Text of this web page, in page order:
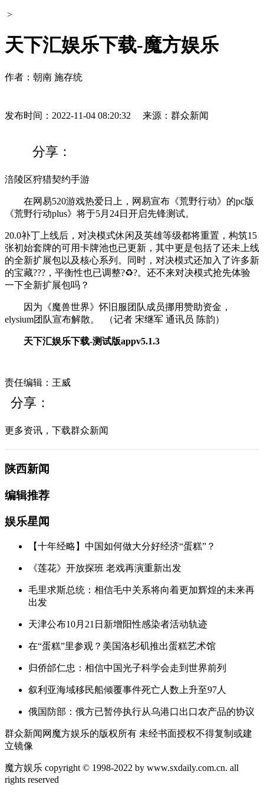
>
天下汇娱乐下载-魔方娱乐
作者：朝南 施存统
发布时间：2022-11-04 08:20:32 来源：群众新闻
分享：
涪陵区狩猎契约手游
在网易520游戏热爱日上，网易宣布《荒野行动》的pc版
《荒野行动plus》将于5月24日开启先锋测试。
20.0补丁上线后，对决模式休闲及英雄等级都将重置，构筑15
张初始套牌的可用卡牌池也已更新，其中更是包括了还未上线
的全新扩展包以及核心系列。同时，对决模式还加入了许多新
的宝藏???，平衡性也已调整?♻?。还不来对决模式抢先体验
一下全新扩展包吗？
因为《魔兽世界》怀旧服团队成员挪用赞助资金，
elysium团队宣布解散。
（记者 宋继军 通讯员 陈韵）
天下汇娱乐下载-测试版appv5.1.3
责任编辑：王威
分享：
更多资讯，下载群众新闻
陕西新闻
编辑推荐
娱乐星闻
【十年经略】中国如何做大分好经济“蛋糕”？
《莲花》开放探班 老戏再演重新出发
毛里求斯总统：相信毛中关系将向着更加辉煌的未来再
出发
天津公布10月21日新增阳性感染者活动轨迹
在“蛋糕”里参观？美国洛杉矶推出蛋糕艺术馆
归侨邰仁忠：相信中国光子科学会走到世界前列
叙利亚海域移民船倾覆事件死亡人数上升至97人
俄国防部：俄方已暂停执行从乌港口出口农产品的协议
群众新闻网魔方娱乐的版权所有 未经书面授权不得复制或建
立镜像
魔方娱乐 copyright © 1998-2022 by www.sxdaily.com.cn. all
rights reserved